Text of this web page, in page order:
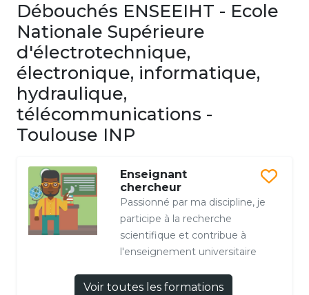
Débouchés ENSEEIHT - Ecole
Nationale Supérieure
d'électrotechnique,
électronique, informatique,
hydraulique,
télécommunications -
Toulouse INP
Enseignant
chercheur
Passionné par ma discipline, je
participe à la recherche
scientifique et contribue à
l'enseignement universitaire
Voir toutes les formations